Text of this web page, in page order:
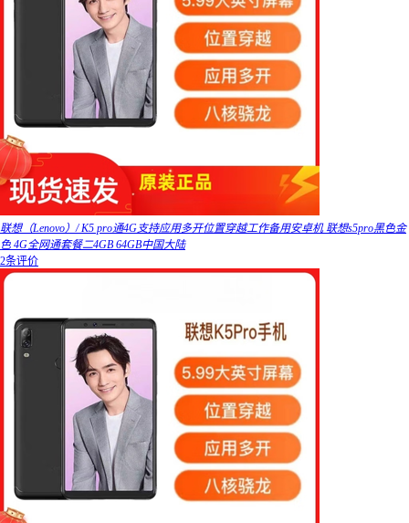
联想（Lenovo）/ K5 pro通4G支持应用多开位置穿越工作备用安卓机 联想s5pro黑色金
色 4G全网通套餐二4GB 64GB中国大陆
2条评价